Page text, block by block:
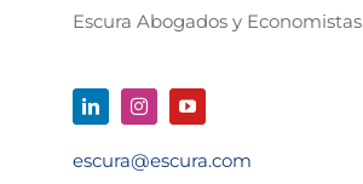
Escura Abogados y Economistas
escura@escura.com